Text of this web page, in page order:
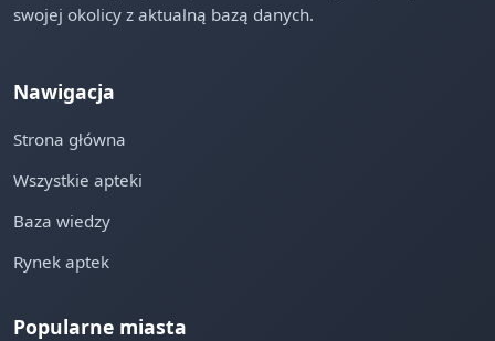
swojej okolicy z aktualną bazą danych.
Nawigacja
Strona główna
Wszystkie apteki
Baza wiedzy
Rynek aptek
Popularne miasta